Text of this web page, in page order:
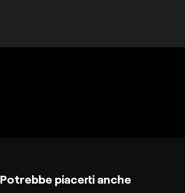
Potrebbe piacerti anche